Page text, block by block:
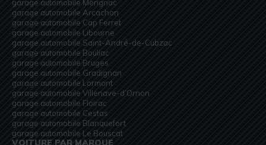
garage automobile Mérignac
garage automobile Arcachon
garage automobile Cap Ferret
garage automobile Libourne
garage automobile Saint-André-de-Cubzac
garage automobile Bouliac
garage automobile Bruges
garage automobile Gradignan
garage automobile Lormont
garage automobile Villenave-d’Ornon
garage automobile Floirac
garage automobile Cestas
garage automobile Blanquefort
garage automobile Le Bouscat
VOITURE PAR MARQUE